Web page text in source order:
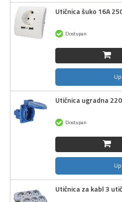
Utičnica šuko 16A
Dostupan
Utičnica ugradna
Dostupan
Utičnica za kabl 3